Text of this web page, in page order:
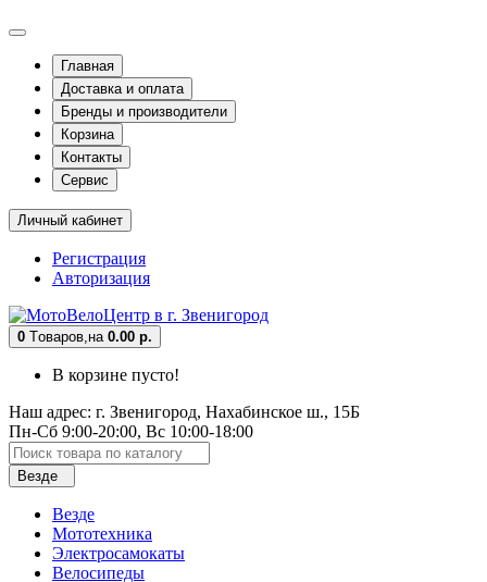
Главная
Доставка и оплата
Бренды и производители
Корзина
Контакты
Сервис
Личный кабинет
Регистрация
Авторизация
0 Tоваров,на 0.00 р.
В корзине пусто!
Наш адрес: г. Звенигород, Нахабинское ш., 15Б
Пн-Сб 9:00-20:00, Вс 10:00-18:00
Везде
Везде
Мототехника
Электросамокаты
Велосипеды